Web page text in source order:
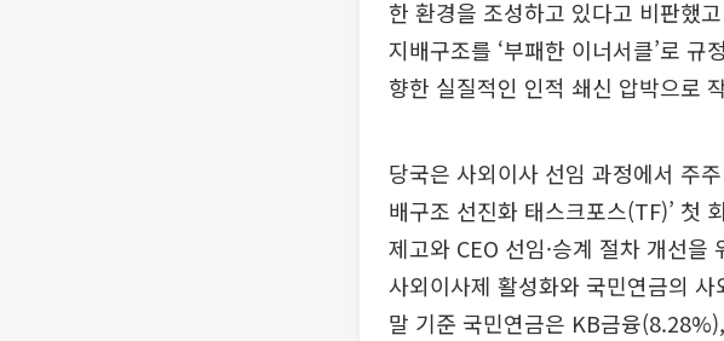
한 환경을 조성하고 있다고 비판했
지배구조를 ‘부패한 이너서클’로
향한 실질적인 인적 쇄신 압박으로
당국은 사외이사 선임 과정에서 주
배구조 선진화 태스크포스(TF)’ 첫
제고와 CEO 선임·승계 절차 개선
사외이사제 활성화와 국민연금의
말 기준 국민연금은 KB금융